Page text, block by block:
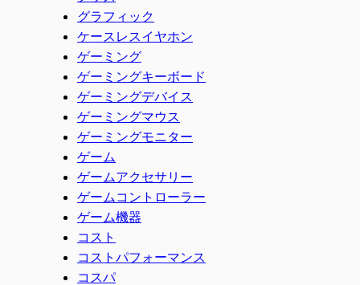
グラフィック
ケースレスイヤホン
ゲーミング
ゲーミングキーボード
ゲーミングデバイス
ゲーミングマウス
ゲーミングモニター
ゲーム
ゲームアクセサリー
ゲームコントローラー
ゲーム機器
コスト
コストパフォーマンス
コスパ